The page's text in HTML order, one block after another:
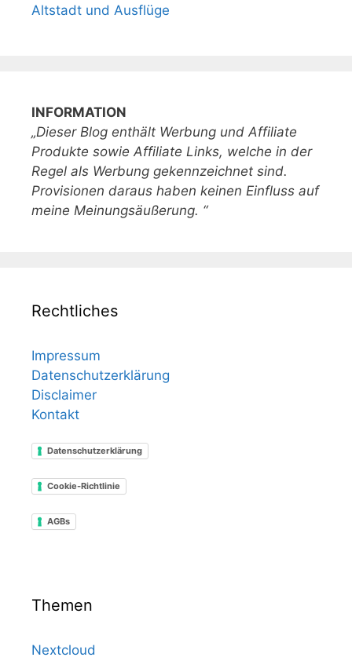
Altstadt und Ausflüge
INFORMATION
„Dieser Blog enthält Werbung und Affiliate
Produkte sowie Affiliate Links, welche in der
Regel als Werbung gekennzeichnet sind.
Provisionen daraus haben keinen Einfluss auf
meine Meinungsäußerung. “
Rechtliches
Impressum
Datenschutzerklärung
Disclaimer
Kontakt
Datenschutzerklärung
Cookie-Richtlinie
AGBs
Themen
Nextcloud